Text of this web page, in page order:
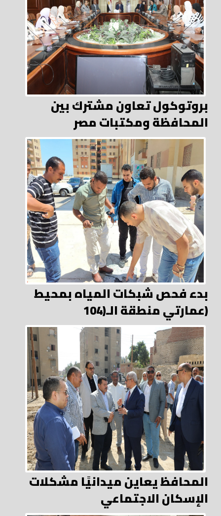
بروتوكول تعاون مشترك بين
المحافظة ومكتبات مصر
بدء فحص شبكات المياه بمحيط
عمارتي منطقة الـ(104)
المحافظ يعاين ميدانيًا مشكلات
الإسكان الاجتماعي